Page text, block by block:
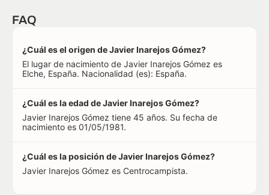
FAQ
¿Cuál es el origen de Javier Inarejos Gómez?
El lugar de nacimiento de Javier Inarejos Gómez es
Elche, España. Nacionalidad (es): España.
¿Cuál es la edad de Javier Inarejos Gómez?
Javier Inarejos Gómez tiene 45 años. Su fecha de
nacimiento es 01/05/1981.
¿Cuál es la posición de Javier Inarejos Gómez?
Javier Inarejos Gómez es Centrocampista.